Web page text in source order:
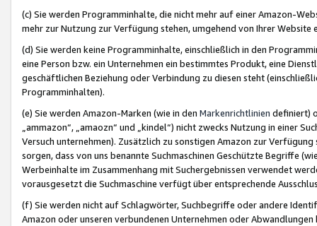
(c) Sie werden Programminhalte, die nicht mehr auf einer Amazon-
mehr zur Nutzung zur Verfügung stehen, umgehend von Ihrer
(d) Sie werden keine Programminhalte, einschließlich in den
eine Person bzw. ein Unternehmen ein bestimmtes Produkt, eine
geschäftlichen Beziehung oder Verbindung zu diesen steht
Programminhalten).
(e) Sie werden Amazon-Marken (wie in den Markenrichtlinien definiert)
„ammazon“, „amaozn“ und „kindel“) nicht zwecks Nutzung in einer
Versuch unternehmen). Zusätzlich zu sonstigen Amazon zur
sorgen, dass von uns benannte Suchmaschinen Geschützte Begriffe
Werbeinhalte im Zusammenhang mit Suchergebnissen verwendet
vorausgesetzt die Suchmaschine verfügt über entsprechende
(f) Sie werden nicht auf Schlagwörter, Suchbegriffe oder andere
Amazon oder unseren verbundenen Unternehmen oder